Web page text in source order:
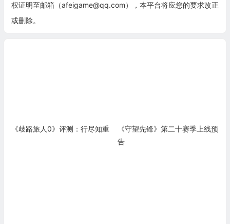
权证明至邮箱（afeigame@qq.com），本平台将应您的要求改正
或删除。
《歧路旅人0》评测：行尽知重
《守望先锋》第二十赛季上线预
告